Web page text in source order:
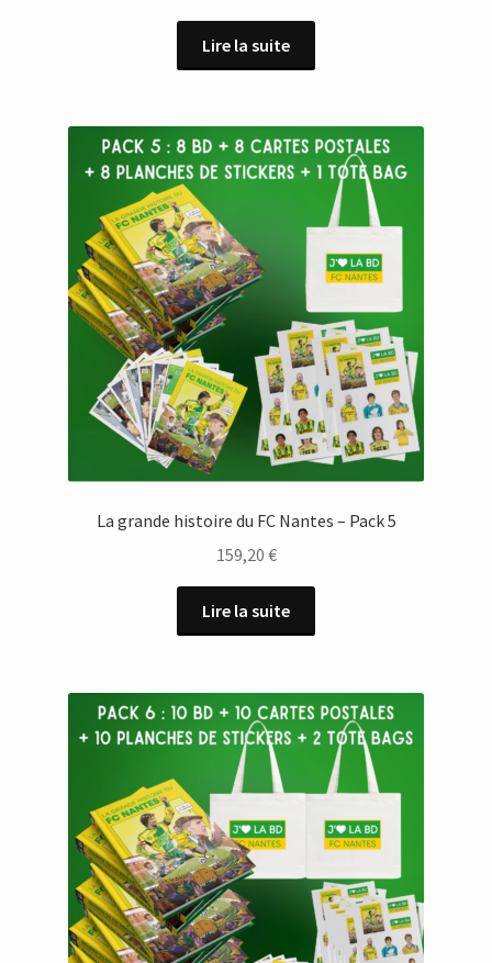
Lire la suite
La grande histoire du FC Nantes – Pack 5
159,20 €
Lire la suite